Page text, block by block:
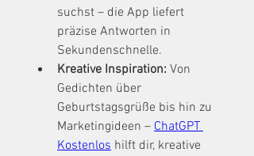
suchst – die App liefert
präzise Antworten in
Sekundenschnelle.
Kreative Inspiration: Von
Gedichten über
Geburtstagsgrüße bis hin zu
Marketingideen – ChatGPT
Kostenlos hilft dir, kreative